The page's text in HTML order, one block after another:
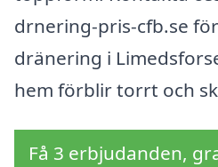
drnering-pris-cfb.se
dränering i
hem förblir torrt och
Få 3 erbjudanden,